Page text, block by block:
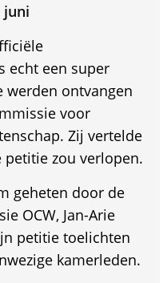
juni
echt een super
werden ontvangen
voor
Zij vertelde
petitie zou verlopen.
geheten door de
OCW, Jan-Arie
petitie toelichten
kamerleden.